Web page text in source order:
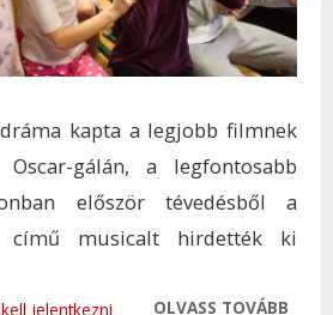
kapta a legjobb filmnek
gálán, a legfontosabb
először tévedésből a
című musicalt hirdették ki
OLVASS TOVÁBB
jelentkezni